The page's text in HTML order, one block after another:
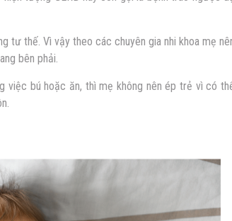
tư thế. Vì vậy theo các chuyên gia nhi khoa mẹ
bên phải.
việc bú hoặc ăn, thì mẹ không nên ép trẻ vì có
.